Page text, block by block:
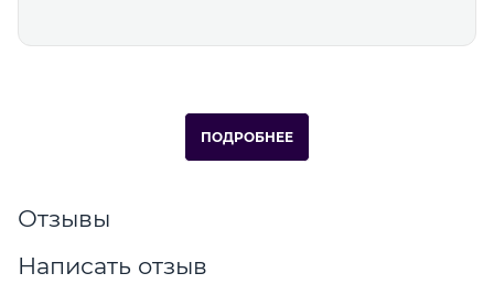
ПОДРОБНЕЕ
Отзывы
Написать отзыв